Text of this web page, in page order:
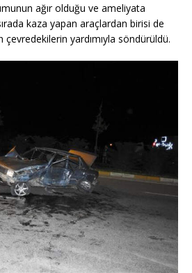
ağır olduğu ve ameliyata
kaza yapan araçlardan birisi de
çevredekilerin yardımıyla söndürüldü.